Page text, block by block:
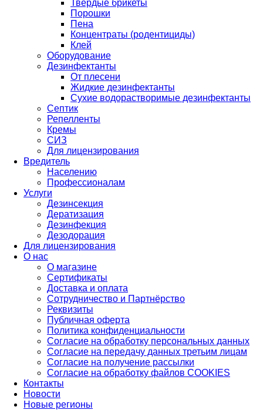
Твердые брикеты
Порошки
Пена
Концентраты (родентициды)
Клей
Оборудование
Дезинфектанты
От плесени
Жидкие дезинфектанты
Сухие водорастворимые дезинфектанты
Септик
Репелленты
Кремы
СИЗ
Для лицензирования
Вредитель
Населению
Профессионалам
Услуги
Дезинсекция
Дератизация
Дезинфекция
Дезодорация
Для лицензирования
О нас
О магазине
Сертификаты
Доставка и оплата
Сотрудничество и Партнёрство
Реквизиты
Публичная оферта
Политика конфиденциальности
Согласие на обработку персональных данных
Согласие на передачу данных третьим лицам
Согласие на получение рассылки
Согласие на обработку файлов COOKIES
Контакты
Новости
Новые регионы